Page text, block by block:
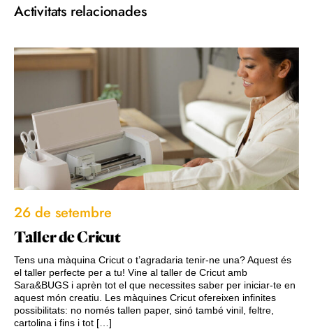
Activitats relacionades
26 de setembre
Taller de Cricut
Tens una màquina Cricut o t’agradaria tenir-ne una? Aquest és
el taller perfecte per a tu! Vine al taller de Cricut amb
Sara&BUGS i aprèn tot el que necessites saber per iniciar-te en
aquest món creatiu. Les màquines Cricut ofereixen infinites
possibilitats: no només tallen paper, sinó també vinil, feltre,
cartolina i fins i tot […]